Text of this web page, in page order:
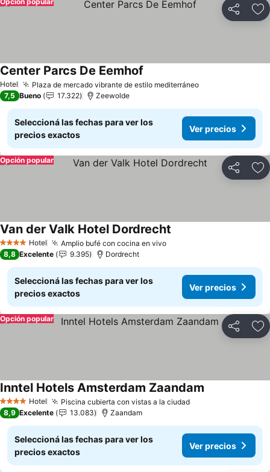
Compartir
Hotel Plaza de mercado vibrante de estilo mediterráneo
Center Parcs De Eemhof
7,5 Bueno 17.322 Zeewolde
Seleccioná las fechas para ver los
precios exactos
Ver precios
Compartir
Opción popular
4 EstrellasHotel Amplio bufé con cocina en vivo
Van der Valk Hotel Dordrecht
8,8 Excelente 9.395 Dordrecht
Seleccioná las fechas para ver los
precios exactos
Ver precios
Compartir
Opción popular
4 EstrellasHotel Piscina cubierta con vistas a la ciudad
Inntel Hotels Amsterdam Zaandam
8,9 Excelente 13.083 Zaandam
Seleccioná las fechas para ver los
precios exactos
Ver precios